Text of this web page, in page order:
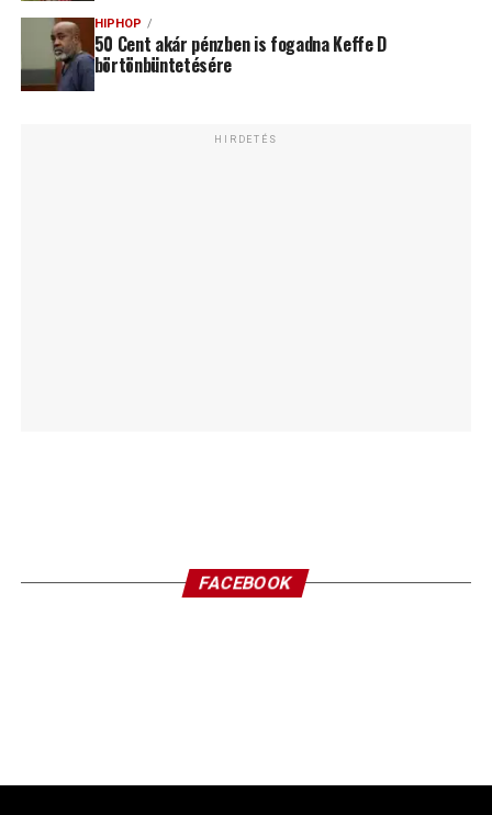
HIPHOP
50 Cent akár pénzben is fogadna Keffe D
börtönbüntetésére
HIRDETÉS
FACEBOOK